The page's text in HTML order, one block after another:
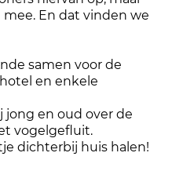
En dat vinden we
samen voor de
en enkele
jong en oud over de
vogelgefluit.
dichterbij huis halen!